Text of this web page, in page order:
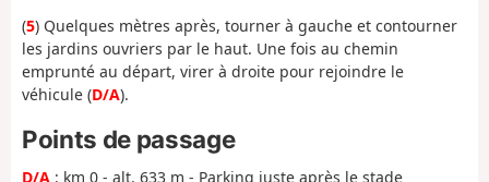
(5) Quelques mètres après, tourner à gauche et contourner
les jardins ouvriers par le haut. Une fois au chemin
emprunté au départ, virer à droite pour rejoindre le
véhicule (D/A).
Points de passage
D/A : km 0 - alt. 633 m - Parking juste après le stade